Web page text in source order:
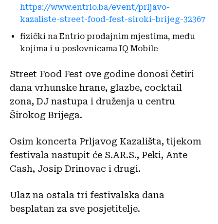
https://www.entrio.ba/event/prljavo-
kazaliste-street-food-fest-siroki-brijeg-32367
fizički na Entrio prodajnim mjestima, među
kojima i u poslovnicama IQ Mobile
Street Food Fest ove godine donosi četiri
dana vrhunske hrane, glazbe, cocktail
zona, DJ nastupa i druženja u centru
Širokog Brijega.
Osim koncerta Prljavog Kazališta, tijekom
festivala nastupit će S.AR.S., Peki, Ante
Cash, Josip Drinovac i drugi.
Ulaz na ostala tri festivalska dana
besplatan za sve posjetitelje.